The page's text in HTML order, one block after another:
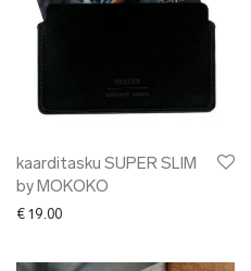
kaarditasku SUPER SLIM
by MOKOKO
€ 19.00